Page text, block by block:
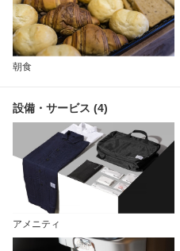
朝食
設備・サービス (4)
アメニティ